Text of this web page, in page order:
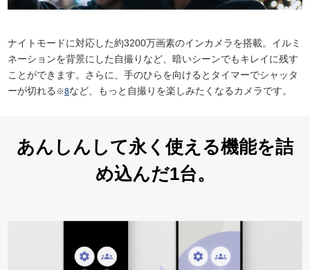
ナイトモードに対応した約3200万画素のインカメラを搭載。イルミ
ネーションを背景にした自撮りなど、暗いシーンでもキレイに残す
ことができます。さらに、手のひらを向けるとタイマーでシャッタ
ーが切れる ※8など、もっと自撮りを楽しみたくなるカメラです。
あんしんして永く使える機能を詰
め込んだ1台。